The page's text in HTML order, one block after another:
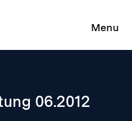
Menu
06.2012